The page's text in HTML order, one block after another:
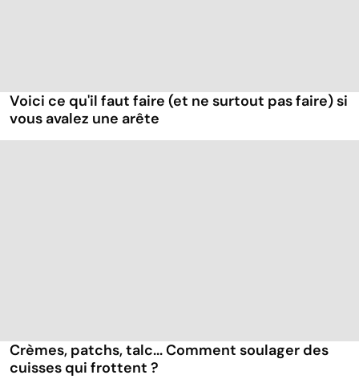
Voici ce qu'il faut faire (et ne surtout pas faire) si
vous avalez une arête
Crèmes, patchs, talc... Comment soulager des
cuisses qui frottent ?